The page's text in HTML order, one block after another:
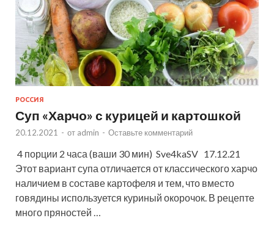
РОССИЯ
Суп «Харчо» с курицей и картошкой
20.12.2021 - от admin - Оставьте комментарий
4 порции 2 часа (ваши 30 мин) Sve4kaSV 17.12.21
Этот вариант супа отличается от классического харчо
наличием в составе картофеля и тем, что вместо
говядины используется куриный окорочок. В рецепте
много пряностей …